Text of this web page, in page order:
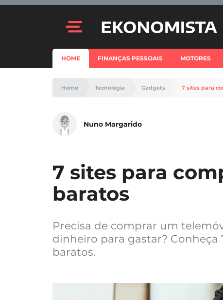
HOME FINANÇAS PESSOAIS MOTORES
Home Tecnologia Gadgets 7 sites para
Nuno Margarido
7 sites para
baratos
Precisa de comprar um
dinheiro para gastar?
baratos.